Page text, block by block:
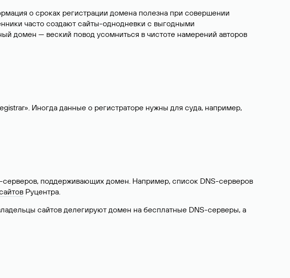
о сроках регистрации домена полезна при совершении
часто создают сайты-однодневки с выгодными
домен — веский повод усомниться в чистоте намерений авторов
Иногда данные о регистраторе нужны для суда, например,
серверов, поддерживающих домен. Например, список DNS-серверов
Руцентра.
сайтов делегируют домен на бесплатные DNS-серверы, а